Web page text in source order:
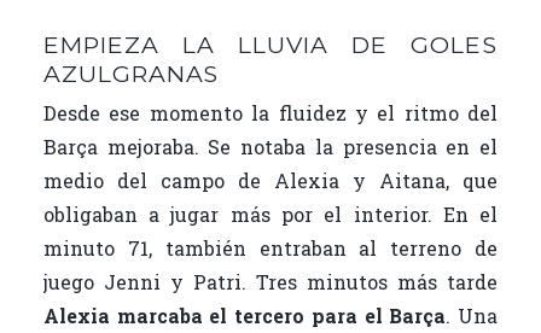
EMPIEZA LA LLUVIA DE GOLES
AZULGRANAS
Desde ese momento la fluidez y el ritmo del
Barça mejoraba. Se notaba la presencia en el
medio del campo de Alexia y Aitana, que
obligaban a jugar más por el interior. En el
minuto 71, también entraban al terreno de
juego Jenni y Patri. Tres minutos más tarde
Alexia marcaba el tercero para el Barça. Una